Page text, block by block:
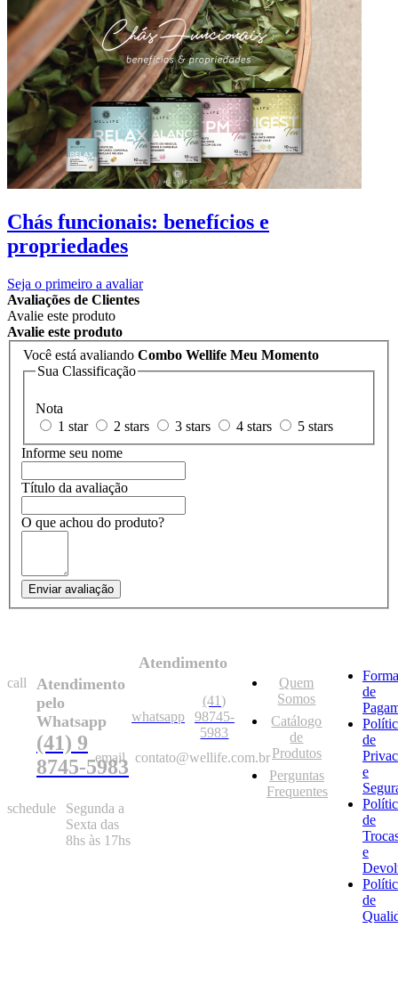
Chás funcionais: benefícios e
propriedades
Seja o primeiro a avaliar
Avaliações de Clientes
Avalie este produto
Avalie este produto
Você está avaliando Combo Wellife Meu Momento
Sua Classificação
Nota
1 star
2 stars 3 stars 4 stars
5 stars
Informe seu nome
Título da avaliação
O que achou do produto?
Enviar avaliação
call
Atendimento
pelo
Whatsapp
(41) 9
8745-5983
schedule
Segunda a
Sexta das
8hs às 17hs
Atendimento
whatsapp
(41)
98745-
5983
email
contato@wellife.com.br
Quem
Somos
Catálogo
de
Produtos
Perguntas
Frequentes
de
de
e
de
e
de